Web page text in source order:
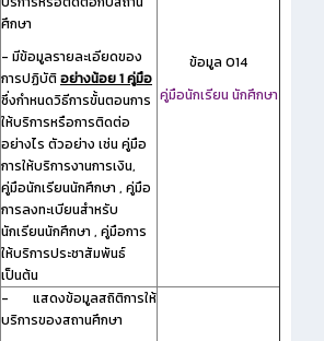
ศึกษา
- มีข้อมูลรายละเอียดของ
การปฏิบัติอย่างน้อย 1 คู่มือ
ซึ่งกำหนดวิธีการขั้นตอนการ
ให้บริการหรือการติดต่อ
อย่างไร ตัวอย่าง เช่น คู่มือ
การให้บริการงานการเงิน,
คู่มือนักเรียนนักศึกษา , คู่มือ
การลงทะเบียนสำหรับ
นักเรียนนักศึกษา , คู่มือการ
ให้บริการประชาสัมพันธ์
เป็นต้น
ข้อมูล O14
คู่มือนักเรียน นักศึกษา
- แสดงข้อมูลสถิติการให้
บริการของสถานศึกษา